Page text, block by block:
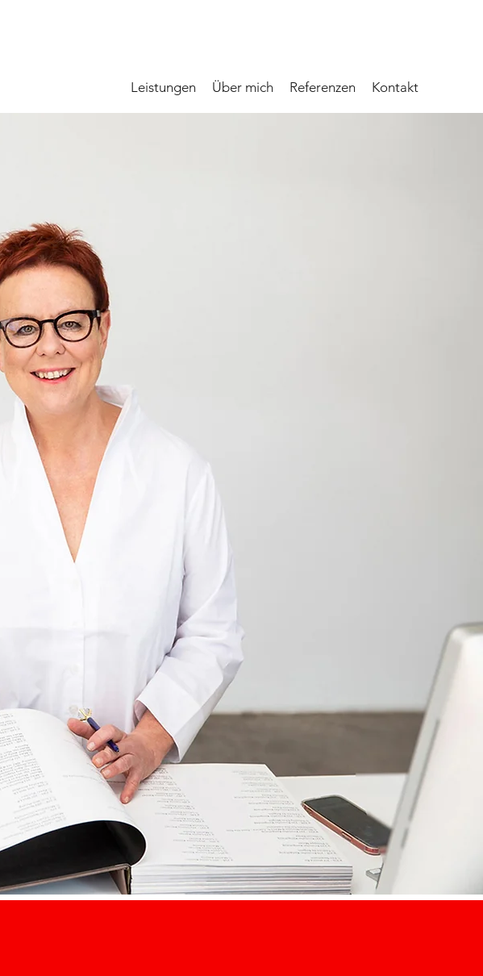
Leistungen Über mich Referenzen Kontakt